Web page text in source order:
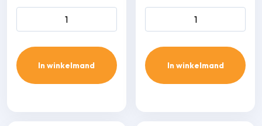
In winkelmand In winkelmand